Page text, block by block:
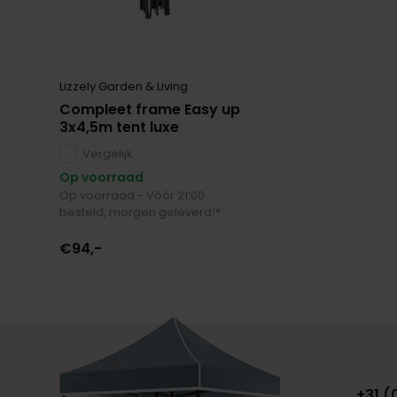
Lizzely Garden & Living
Compleet frame Easy up
3x4,5m tent luxe
Vergelijk
Op voorraad
Op voorraad - Vóór 21:00
besteld, morgen geleverd!*
€94,-